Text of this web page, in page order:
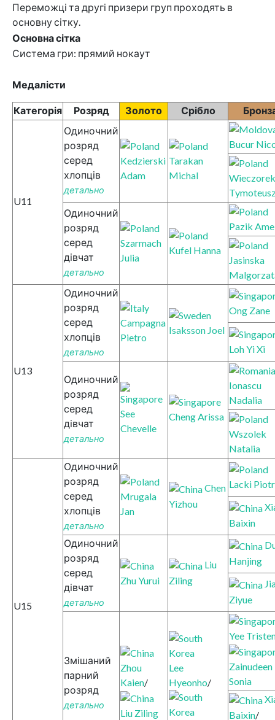
Переможці та другі призери груп проходять в
основну сітку.
Основна сітка
Система гри: прямий нокаут
Медалісти
Категорія Розряд Золото Срібло
U11
Одиночний
розряд
серед
хлопців
детально
Kedzierski
Adam
Tarakan
Michal
Bucur
Wieczorek
Одиночний
розряд
серед
дівчат
детально
Szarmach
Julia
Kufel Hanna
Pazik
Jasinska
U13
Одиночний
розряд
серед
хлопців
детально
Campagna
Pietro
Isaksson Joel
Ong Zane
Loh Yi Xi
Одиночний
розряд
серед
дівчат
детально
See
Chevelle
Cheng Arissa
Ionascu
Nadalia
Wszolek
Natalia
U15
Одиночний
розряд
серед
хлопців
детально
Mrugala
Jan
Chen
Yizhou
Lacki Piotr
Baixin
Одиночний
розряд
серед
дівчат
детально
Zhu Yurui
Liu
Ziling
Hanjing
Ziyue
Змішаний
парний
розряд
детально
Zhou
Kaien/
Liu Ziling
Lee
Hyeonho/
Yee
Zainudeen
Sonia
Baixin/